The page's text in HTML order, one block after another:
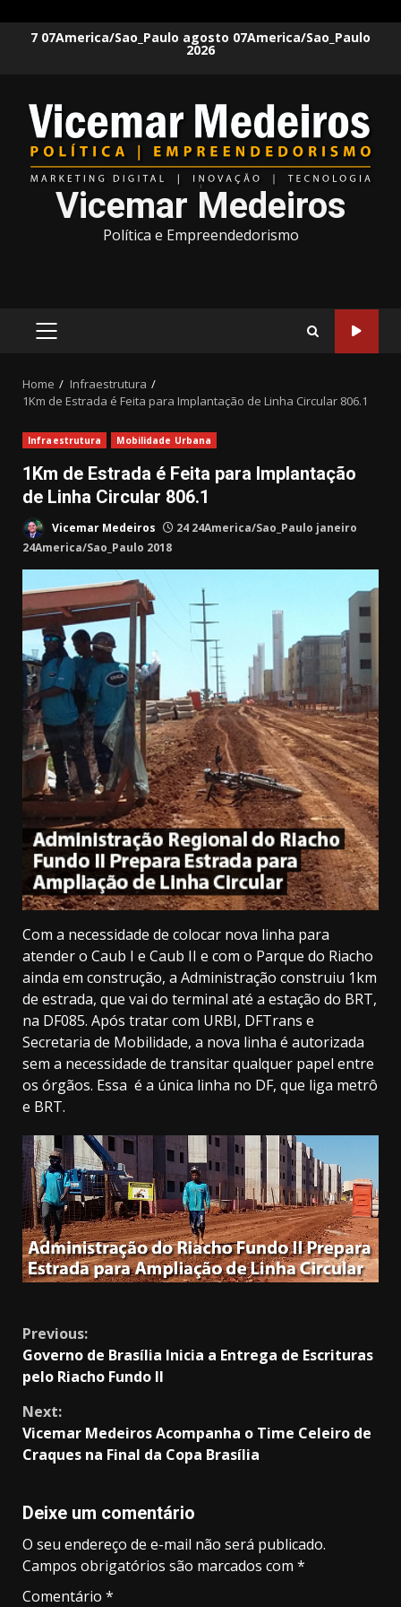
7 07America/Sao_Paulo agosto 07America/Sao_Paulo
2026
Vicemar Medeiros
Política e Empreendedorismo
PRIMARY
Home
Infraestrutura
1Km de Estrada é Feita para Implantação de Linha Circular 806.1
Infraestrutura Mobilidade Urbana
1Km de Estrada é Feita para Implantação
de Linha Circular 806.1
Vicemar Medeiros
24 24America/Sao_Paulo janeiro
24America/Sao_Paulo 2018
Com a necessidade de colocar nova linha para
atender o Caub I e Caub II e com o Parque do Riacho
ainda em construção, a Administração construiu 1km
de estrada, que vai do terminal até a estação do BRT,
na DF085. Após tratar com URBI, DFTrans e
Secretaria de Mobilidade, a nova linha é autorizada
sem a necessidade de transitar qualquer papel entre
os órgãos. Essa é a única linha no DF, que liga metrô
e BRT.
Continue
Reading
Previous:
Governo de Brasília Inicia a Entrega de Escrituras
pelo Riacho Fundo II
Next:
Vicemar Medeiros Acompanha o Time Celeiro de
Craques na Final da Copa Brasília
Deixe um comentário
O seu endereço de e-mail não será publicado.
Campos obrigatórios são marcados com *
Comentário *